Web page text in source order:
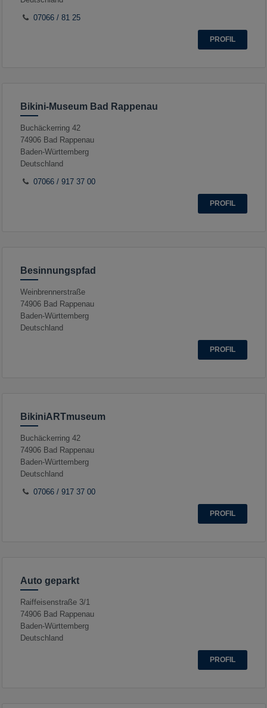
07066 / 81 25
PROFIL
Bikini-Museum Bad Rappenau
Buchäckerring 42
74906 Bad Rappenau
Baden-Württemberg
Deutschland
07066 / 917 37 00
PROFIL
Besinnungspfad
Weinbrennerstraße
74906 Bad Rappenau
Baden-Württemberg
Deutschland
PROFIL
BikiniARTmuseum
Buchäckerring 42
74906 Bad Rappenau
Baden-Württemberg
Deutschland
07066 / 917 37 00
PROFIL
Auto geparkt
Raiffeisenstraße 3/1
74906 Bad Rappenau
Baden-Württemberg
Deutschland
PROFIL